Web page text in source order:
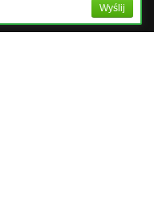
Wyślij